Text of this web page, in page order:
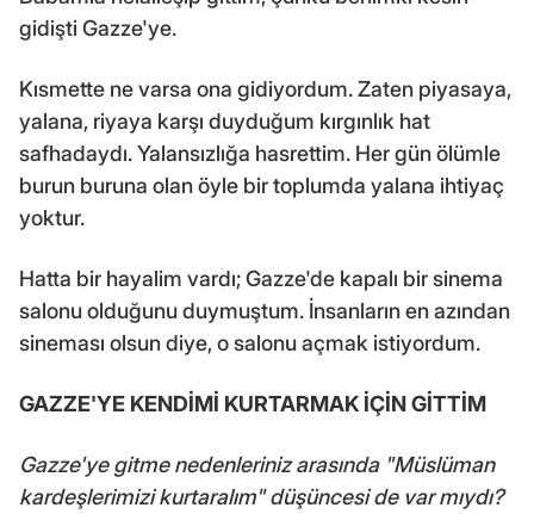
gidişti Gazze'ye.
Kısmette ne varsa ona gidiyordum. Zaten piyasaya,
yalana, riyaya karşı duyduğum kırgınlık hat
safhadaydı. Yalansızlığa hasrettim. Her gün ölümle
burun buruna olan öyle bir toplumda yalana ihtiyaç
yoktur.
Hatta bir hayalim vardı; Gazze'de kapalı bir sinema
salonu olduğunu duymuştum. İnsanların en azından
sineması olsun diye, o salonu açmak istiyordum.
GAZZE'YE KENDİMİ KURTARMAK İÇİN GİTTİM
Gazze'ye gitme nedenleriniz arasında "Müslüman
kardeşlerimizi kurtaralım" düşüncesi de var mıydı?